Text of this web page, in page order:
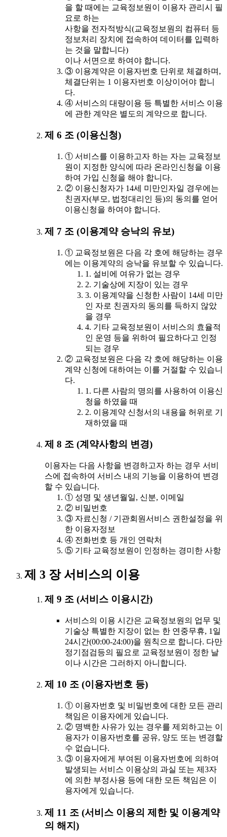
을 할 때에는 교육정보원이 이용자 관리시 필
요로 하는
사항을 전자적방식(교육정보원의 컴퓨터 등
정보처리 장치에 접속하여 데이터를 입력하
는 것을 말합니다)
이나 서면으로 하여야 합니다.
③ 이용계약은 이용자번호 단위로 체결하며,
체결단위는 1 이용자번호 이상이어야 합니
다.
④ 서비스의 대량이용 등 특별한 서비스 이용
에 관한 계약은 별도의 계약으로 합니다.
제 6 조 (이용신청)
① 서비스를 이용하고자 하는 자는 교육정보
원이 지정한 양식에 따라 온라인신청을 이용
하여 가입 신청을 해야 합니다.
② 이용신청자가 14세 미만인자일 경우에는
친권자(부모, 법정대리인 등)의 동의를 얻어
이용신청을 하여야 합니다.
제 7 조 (이용계약 승낙의 유보)
① 교육정보원은 다음 각 호에 해당하는 경우
에는 이용계약의 승낙을 유보할 수 있습니다.
1. 설비에 여유가 없는 경우
2. 기술상에 지장이 있는 경우
3. 이용계약을 신청한 사람이 14세 미만
인 자로 친권자의 동의를 득하지 않았
을 경우
4. 기타 교육정보원이 서비스의 효율적
인 운영 등을 위하여 필요하다고 인정
되는 경우
② 교육정보원은 다음 각 호에 해당하는 이용
계약 신청에 대하여는 이를 거절할 수 있습니
다.
1. 다른 사람의 명의를 사용하여 이용신
청을 하였을 때
2. 이용계약 신청서의 내용을 허위로 기
재하였을 때
제 8 조 (계약사항의 변경)
이용자는 다음 사항을 변경하고자 하는 경우 서비
스에 접속하여 서비스 내의 기능을 이용하여 변경
할 수 있습니다.
① 성명 및 생년월일, 신분, 이메일
② 비밀번호
③ 자료신청 / 기관회원서비스 권한설정을 위
한 이용자정보
④ 전화번호 등 개인 연락처
⑤ 기타 교육정보원이 인정하는 경미한 사항
제 3 장 서비스의 이용
제 9 조 (서비스 이용시간)
서비스의 이용 시간은 교육정보원의 업무 및
기술상 특별한 지장이 없는 한 연중무휴, 1일
24시간(00:00-24:00)을 원칙으로 합니다. 다만
정기점검등의 필요로 교육정보원이 정한 날
이나 시간은 그러하지 아니합니다.
제 10 조 (이용자번호 등)
① 이용자번호 및 비밀번호에 대한 모든 관리
책임은 이용자에게 있습니다.
② 명백한 사유가 있는 경우를 제외하고는 이
용자가 이용자번호를 공유, 양도 또는 변경할
수 없습니다.
③ 이용자에게 부여된 이용자번호에 의하여
발생되는 서비스 이용상의 과실 또는 제3자
에 의한 부정사용 등에 대한 모든 책임은 이
용자에게 있습니다.
제 11 조 (서비스 이용의 제한 및 이용계약
의 해지)